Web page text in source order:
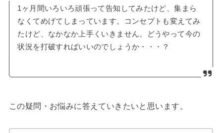
1ヶ月間いろいろ頑張って告知してみたけど、集まら
なくてめげてしまっています。コンセプトも変えてみ
たけど、なかなか上手くいきません。どうやって今の
状況を打破すればいいのでしょうか・・・？
この疑問・お悩みに答えていきたいと思います。